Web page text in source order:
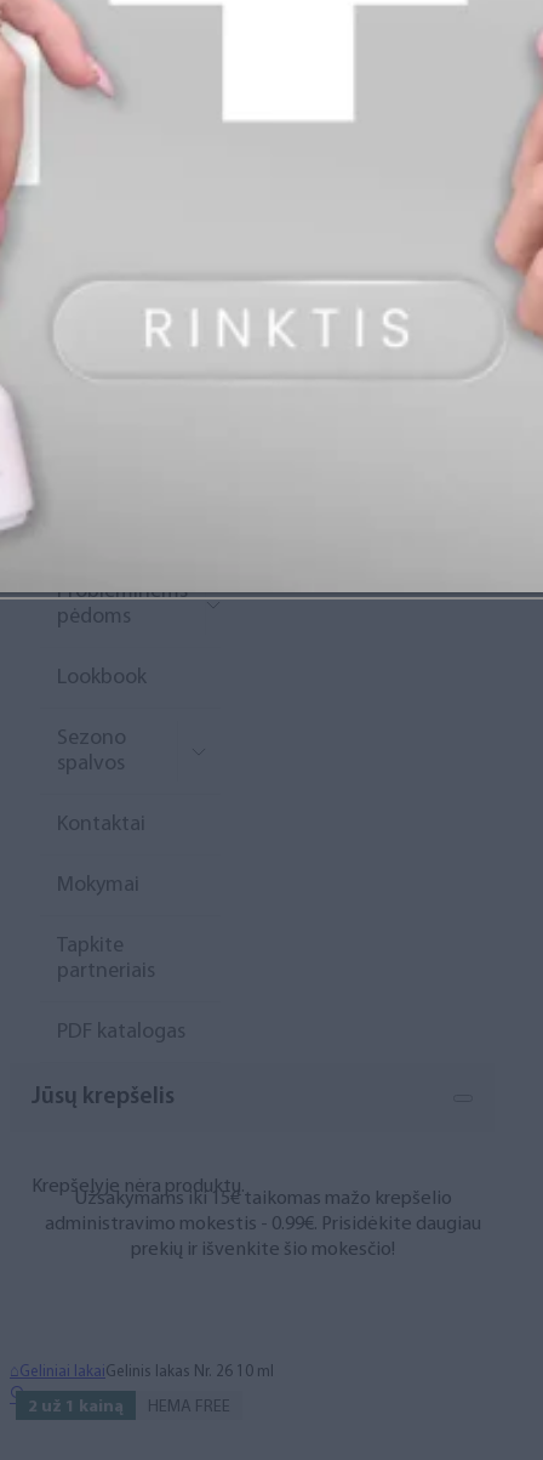
info@diamondline.lt
Prisijungti
Rewards“
Probleminėms
pėdoms
Lookbook
Sezono
spalvos
Kontaktai
Mokymai
Tapkite
partneriais
PDF katalogas
Jūsų krepšelis
Krepšelyje nėra produktų.
Užsakymams iki 15€ taikomas mažo krepšelio
administravimo mokestis - 0.99€. Prisidėkite daugiau
prekių ir išvenkite šio mokesčio!
⌂Geliniai lakaiGelinis lakas Nr. 26 10 ml
2 už 1 kainą HEMA FREE
🔍